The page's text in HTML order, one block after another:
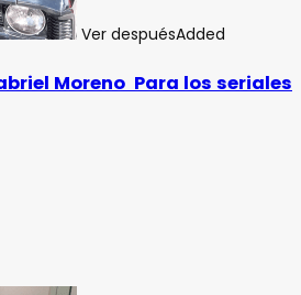
Ver despuésAdded
Moreno Para los seriales